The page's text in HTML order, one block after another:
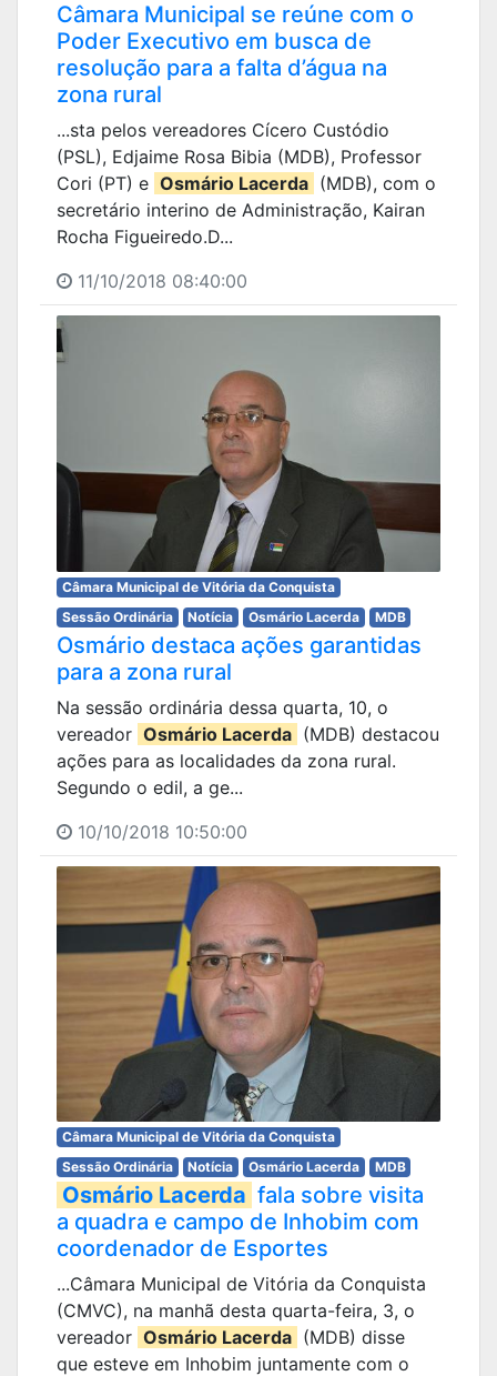
Câmara Municipal se reúne com o
Poder Executivo em busca de
resolução para a falta d’água na
zona rural
...sta pelos vereadores Cícero Custódio
(PSL), Edjaime Rosa Bibia (MDB), Professor
Cori (PT) e Osmário Lacerda (MDB), com o
secretário interino de Administração, Kairan
Rocha Figueiredo.D...
11/10/2018 08:40:00
Câmara Municipal de Vitória da Conquista
Sessão Ordinária
Notícia Osmário Lacerda MDB
Osmário destaca ações garantidas
para a zona rural
Na sessão ordinária dessa quarta, 10, o
vereador Osmário Lacerda (MDB) destacou
ações para as localidades da zona rural.
Segundo o edil, a ge...
10/10/2018 10:50:00
Câmara Municipal de Vitória da Conquista
Sessão Ordinária
Notícia Osmário Lacerda MDB
Osmário Lacerda fala sobre visita
a quadra e campo de Inhobim com
coordenador de Esportes
...Câmara Municipal de Vitória da Conquista
(CMVC), na manhã desta quarta-feira, 3, o
vereador Osmário Lacerda (MDB) disse
que esteve em Inhobim juntamente com o